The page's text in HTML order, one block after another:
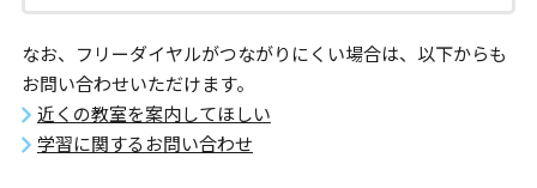
なお、フリーダイヤルがつながりにくい場合は、以下からも
お問い合わせいただけます。
近くの教室を案内してほしい
学習に関するお問い合わせ